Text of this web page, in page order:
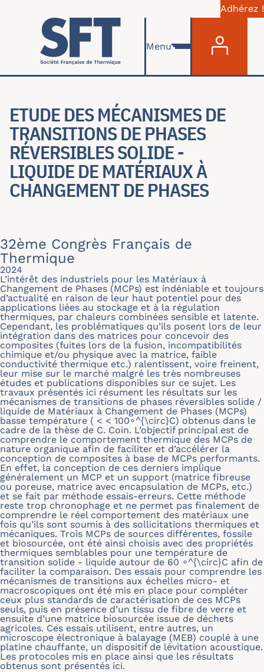
Aller au contenu principal
Adhérez !
Menu
ETUDE DES MÉCANISMES DE
TRANSITIONS DE PHASES
RÉVERSIBLES SOLIDE -
LIQUIDE DE MATÉRIAUX À
CHANGEMENT DE PHASES
32ème Congrès Français de
Thermique
2024
L’intérêt des industriels pour les Matériaux à
Changement de Phases (MCPs) est indéniable et toujours
d’actualité en raison de leur haut potentiel pour des
applications liées au stockage et à la régulation
thermiques, par chaleurs combinées sensible et latente.
Cependant, les problématiques qu’ils posent lors de leur
intégration dans des matrices pour concevoir des
composites (fuites lors de la fusion, incompatibilités
chimique et/ou physique avec la matrice, faible
conductivité thermique etc.) ralentissent, voire freinent,
leur mise sur le marché malgré les très nombreuses
études et publications disponibles sur ce sujet. Les
travaux présentés ici résument les résultats sur les
mécanismes de transitions de phases réversibles solide /
liquide de Matériaux à Changement de Phases (MCPs)
basse température ( < < 100∘^{\circ}C) obtenus dans le
cadre de la thèse de C. Coin. L’objectif principal est de
comprendre le comportement thermique des MCPs de
nature organique afin de faciliter et d’accélérer la
conception de composites à base de MCPs performants.
En effet, la conception de ces derniers implique
généralement un MCP et un support (matrice fibreuse
ou poreuse, matrice avec encapsulation de MCPs, etc.)
et se fait par méthode essais-erreurs. Cette méthode
reste trop chronophage et ne permet pas finalement de
comprendre le réel comportement des matériaux une
fois qu’ils sont soumis à des sollicitations thermiques et
mécaniques. Trois MCPs de sources différentes, fossile
et biosourcée, ont été ainsi choisis avec des propriétés
thermiques semblables pour une température de
transition solide - liquide autour de 60 ∘^{\circ}C afin de
faciliter la comparaison. Des essais pour comprendre les
mécanismes de transitions aux échelles micro- et
macroscopiques ont été mis en place pour compléter
ceux plus standards de caractérisation de ces MCPs
seuls, puis en présence d’un tissu de fibre de verre et
ensuite d’une matrice biosourcée issue de déchets
agricoles. Ces essais utilisent, entre autres, un
microscope électronique à balayage (MEB) couplé à une
platine chauffante, un dispositif de lévitation acoustique.
Les protocoles mis en place ainsi que les résultats
obtenus sont présentés ici.